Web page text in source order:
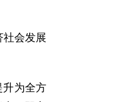
会发展
升为全方